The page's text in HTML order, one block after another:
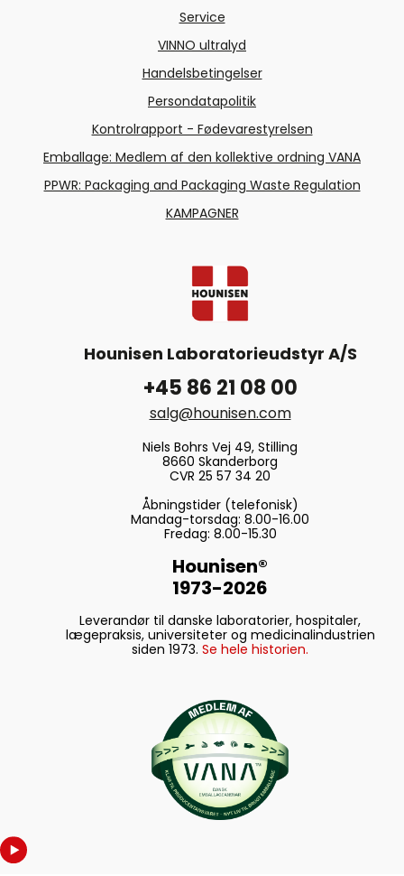
Service
VINNO ultralyd
Handelsbetingelser
Persondatapolitik
Kontrolrapport - Fødevarestyrelsen
Emballage: Medlem af den kollektive ordning VANA
PPWR: Packaging and Packaging Waste Regulation
KAMPAGNER
Hounisen Laboratorieudstyr A/S
+45 86 21 08 00
salg@hounisen.com
Niels Bohrs Vej 49, Stilling
8660 Skanderborg
CVR 25 57 34 20
Åbningstider (telefonisk)
Mandag-torsdag: 8.00-16.00
Fredag: 8.00-15.30
Hounisen®
1973-2026
Leverandør til danske laboratorier, hospitaler,
lægepraksis, universiteter og medicinalindustrien
siden 1973. Se hele historien.